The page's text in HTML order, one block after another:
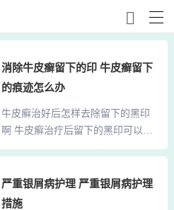
消除牛皮癣留下的印 牛皮癣留下
的痕迹怎么办
牛皮癣治好后怎样去除留下的黑印
啊 牛皮癣治疗后留下的黑印可以通
过以下方式消除：自然消退：牛皮
淀现象，这是一种自然现象。随着
时间的推移，通过身体的新陈代
严重银屑病护理 严重银屑病护理
措施